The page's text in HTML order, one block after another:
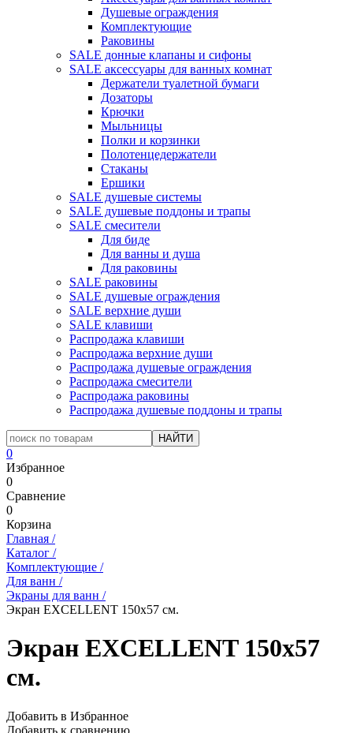
Душевые ограждения
Комплектующие
Раковины
SALE донные клапаны и сифоны
SALE аксессуары для ванных комнат
Держатели туалетной бумаги
Дозаторы
Крючки
Мыльницы
Полки и корзинки
Полотенцедержатели
Стаканы
Ершики
SALE душевые системы
SALE душевые поддоны и трапы
SALE смесители
Для биде
Для ванны и душа
Для раковины
SALE раковины
SALE душевые ограждения
SALE верхние души
SALE клавиши
Распродажа клавиши
Распродажа верхние души
Распродажа душевые ограждения
Распродажа смесители
Распродажа раковины
Распродажа душевые поддоны и трапы
0
Избранное
0
Сравнение
0
Корзина
Главная /
Каталог /
Комплектующие /
Для ванн /
Экраны для ванн /
Экран EXCELLENT 150х57 см.
Экран EXCELLENT 150х57
см.
Добавить в Избранное
Добавить к сравнению